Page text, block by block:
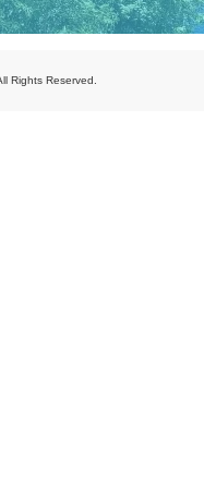
Rights Reserved.